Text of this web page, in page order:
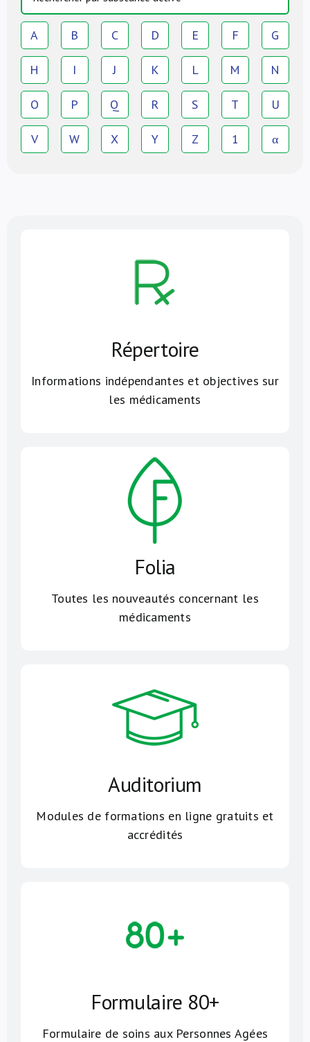
A B C D E F G
H I J K L M N
O P Q R S T U
V W X Y Z 1 α
Répertoire
Informations indépendantes et objectives sur
les médicaments
Folia
Toutes les nouveautés concernant les
médicaments
Auditorium
Modules de formations en ligne gratuits et
accrédités
Formulaire 80+
Formulaire de soins aux Personnes Agées